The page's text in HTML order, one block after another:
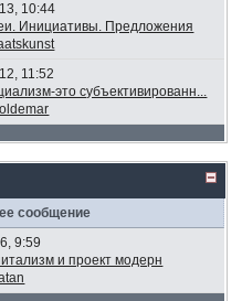
10:44
Инициативы. Предложения
11:52
это субъективированн...
сообщение
9:59
и проект модерн